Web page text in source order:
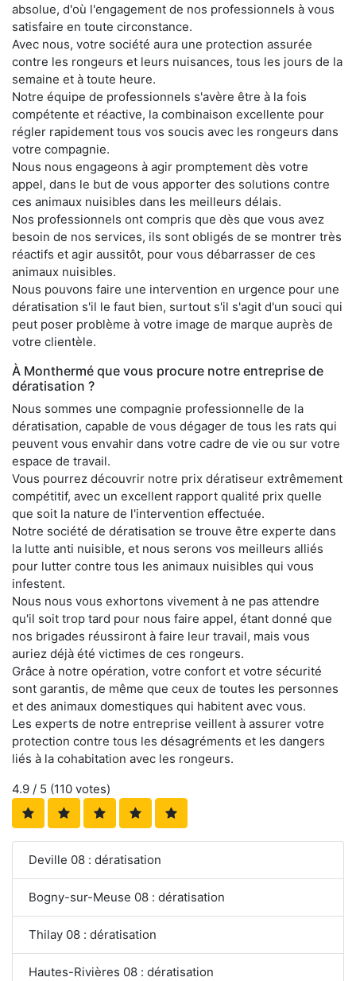
absolue, d'où l'engagement de nos professionnels à vous
satisfaire en toute circonstance.
Avec nous, votre société aura une protection assurée
contre les rongeurs et leurs nuisances, tous les jours de la
semaine et à toute heure.
Notre équipe de professionnels s'avère être à la fois
compétente et réactive, la combinaison excellente pour
régler rapidement tous vos soucis avec les rongeurs dans
votre compagnie.
Nous nous engageons à agir promptement dès votre
appel, dans le but de vous apporter des solutions contre
ces animaux nuisibles dans les meilleurs délais.
Nos professionnels ont compris que dès que vous avez
besoin de nos services, ils sont obligés de se montrer très
réactifs et agir aussitôt, pour vous débarrasser de ces
animaux nuisibles.
Nous pouvons faire une intervention en urgence pour une
dératisation s'il le faut bien, surtout s'il s'agit d'un souci qui
peut poser problème à votre image de marque auprès de
votre clientèle.
À Monthermé que vous procure notre entreprise de
dératisation ?
Nous sommes une compagnie professionnelle de la
dératisation, capable de vous dégager de tous les rats qui
peuvent vous envahir dans votre cadre de vie ou sur votre
espace de travail.
Vous pourrez découvrir notre prix dératiseur extrêmement
compétitif, avec un excellent rapport qualité prix quelle
que soit la nature de l'intervention effectuée.
Notre société de dératisation se trouve être experte dans
la lutte anti nuisible, et nous serons vos meilleurs alliés
pour lutter contre tous les animaux nuisibles qui vous
infestent.
Nous nous vous exhortons vivement à ne pas attendre
qu'il soit trop tard pour nous faire appel, étant donné que
nos brigades réussiront à faire leur travail, mais vous
auriez déjà été victimes de ces rongeurs.
Grâce à notre opération, votre confort et votre sécurité
sont garantis, de même que ceux de toutes les personnes
et des animaux domestiques qui habitent avec vous.
Les experts de notre entreprise veillent à assurer votre
protection contre tous les désagréments et les dangers
liés à la cohabitation avec les rongeurs.
4.9 / 5 (110 votes)
Deville 08 : dératisation
Bogny-sur-Meuse 08 : dératisation
Thilay 08 : dératisation
Hautes-Rivières 08 : dératisation